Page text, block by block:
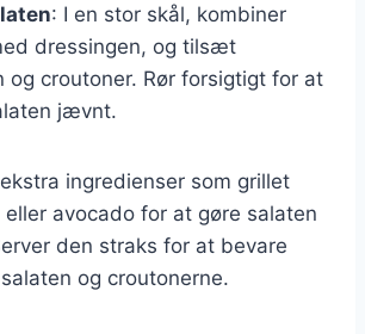
: I en stor skål, kombiner
dressingen, og tilsæt
og croutoner. Rør forsigtigt for at
jævnt.
ingredienser som grillet
eller avocado for at gøre salaten
den straks for at bevare
og croutonerne.